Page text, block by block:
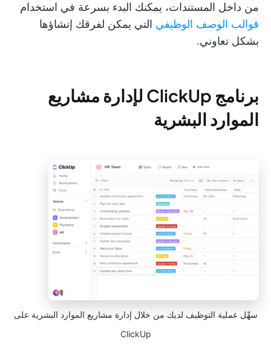
من داخل المستندات، يمكنك البدء بسرعة في استخدام
قوالب الوصف الوظيفي التي يمكن لفرقك إنشاؤها
بشكل تعاوني.
برنامج ClickUp لإدارة مشاريع
الموارد البشرية
سهِّل عملية التوظيف لديك من خلال إدارة مشاريع الموارد البشرية على
ClickUp